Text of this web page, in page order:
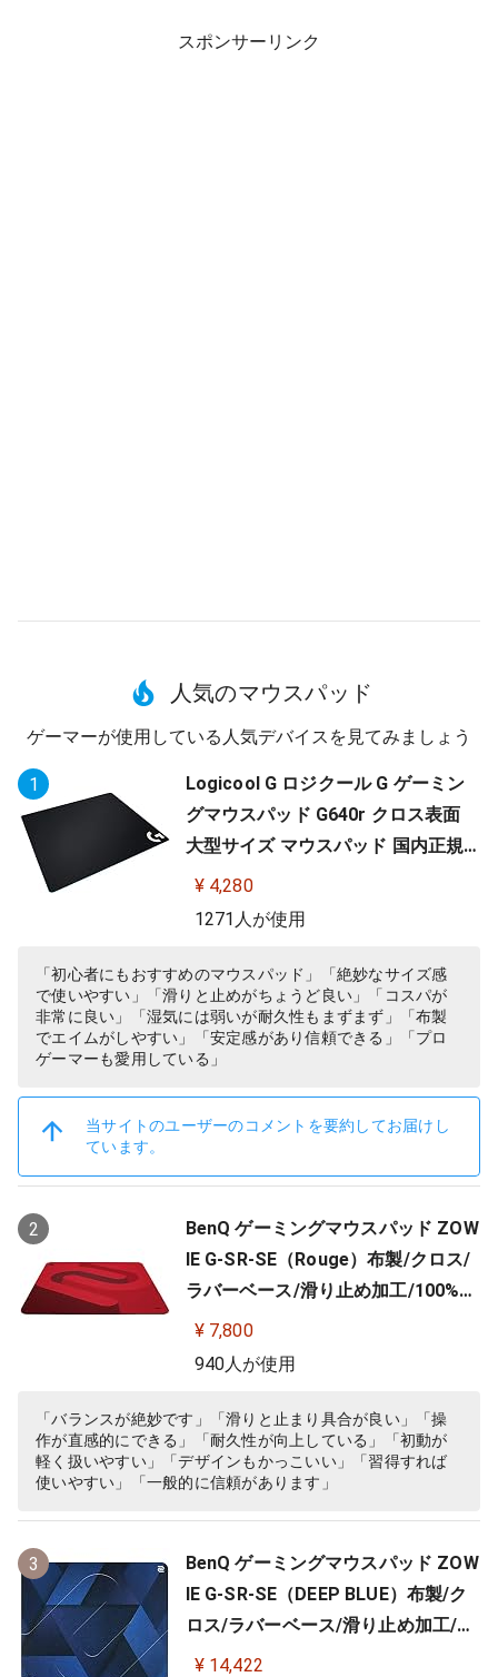
スポンサーリンク
人気のマウスパッド
ゲーマーが使用している人気デバイスを見てみましょう
1
Logicool G ロジクール G ゲーミン
グマウスパッド G640r クロス表面
大型サイズ マウスパッド 国内正規
品
¥ 4,280
1271人が使用
「初心者にもおすすめのマウスパッド」「絶妙なサイズ感
で使いやすい」「滑りと止めがちょうど良い」「コスパが
非常に良い」「湿気には弱いが耐久性もまずまず」「布製
でエイムがしやすい」「安定感があり信頼できる」「プロ
ゲーマーも愛用している」
当サイトのユーザーのコメントを要約してお届けし
ています。
2
BenQ ゲーミングマウスパッド ZOW
IE G-SR-SE（Rouge）布製/クロス/
ラバーベース/滑り止め加工/100%フ
ルフラット/3.5mm
¥ 7,800
940人が使用
「バランスが絶妙です」「滑りと止まり具合が良い」「操
作が直感的にできる」「耐久性が向上している」「初動が
軽く扱いやすい」「デザインもかっこいい」「習得すれば
使いやすい」「一般的に信頼があります」
3
BenQ ゲーミングマウスパッド ZOW
IE G-SR-SE（DEEP BLUE）布製/ク
ロス/ラバーベース/滑り止め加工/10
0%フルフラット/3.5ｍｍ
¥ 14,422